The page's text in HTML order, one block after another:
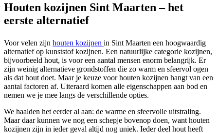
Houten kozijnen Sint Maarten – het
eerste alternatief
Voor velen zijn houten kozijnen in Sint Maarten een hoogwaardig
alternatief op kunststof kozijnen. Een natuurlijke categorie kozijnen,
bijvoorbeeld hout, is voor een aantal mensen enorm belangrijk. Er
zijn weinig alternatieve grondstoffen die zo warm en sfeervol ogen
als dat hout doet. Maar je keuze voor houten kozijnen hangt van een
aantal factoren af. Uiteraard komen alle eigenschappen aan bod en
nemen we je mee langs de verschillende opties.
We haalden het eerder al aan: de warme en sfeervolle uitstraling.
Maar daar kunnen we nog een schepje bovenop doen, want houten
kozijnen zijn in ieder geval altijd nog uniek. Ieder deel hout heeft